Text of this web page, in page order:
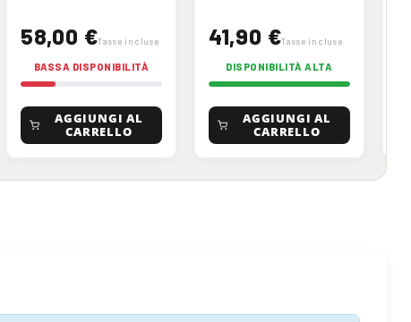
58,00 €Tasse incluse
BASSA DISPONIBILITÀ
AGGIUNGI AL
CARRELLO
41,90 €Tasse incluse
DISPONIBILITÀ ALTA
AGGIUNGI AL
CARRELLO